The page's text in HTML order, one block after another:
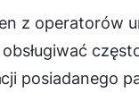
z operatorów
posiadanego